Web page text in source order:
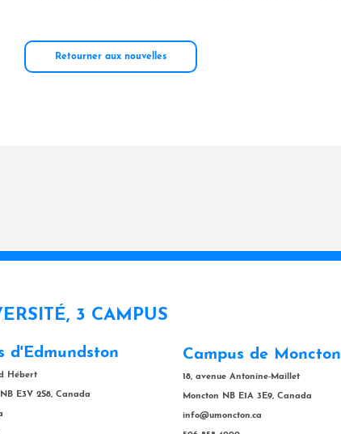
Retourner aux nouvelles
3 CAMPUS
d'Edmundston
Hébert
E3V 2S8, Canada
Campus de Moncton
18, avenue Antonine-Maillet
Moncton NB E1A 3E9, Canada
info@umoncton.ca